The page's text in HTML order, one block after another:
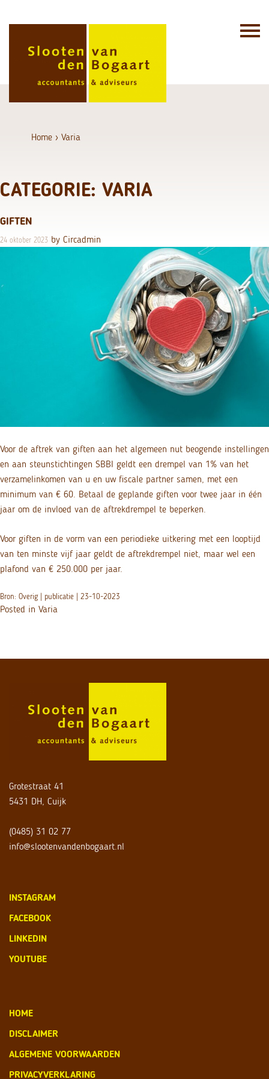
Home ›Varia
CATEGORIE: VARIA
GIFTEN
24 oktober 2023 by Circadmin
Voor de aftrek van giften aan het algemeen nut beogende instellingen
en aan steunstichtingen SBBI geldt een drempel van 1% van het
verzamelinkomen van u en uw fiscale partner samen, met een
minimum van € 60. Betaal de geplande giften voor twee jaar in één
jaar om de invloed van de aftrekdrempel te beperken.
Voor giften in de vorm van een periodieke uitkering met een looptijd
van ten minste vijf jaar geldt de aftrekdrempel niet, maar wel een
plafond van € 250.000 per jaar.
Bron: Overig | publicatie | 23-10-2023
Posted in Varia
Grotestraat 41
5431 DH, Cuijk
(0485) 31 02 77
info@slootenvandenbogaart.nl
INSTAGRAM
FACEBOOK
LINKEDIN
YOUTUBE
HOME
DISCLAIMER
ALGEMENE VOORWAARDEN
PRIVACYVERKLARING